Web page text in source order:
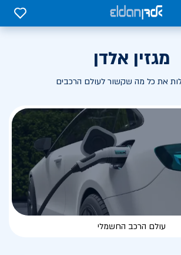
0
מגזין אלדן
את כל מה שקשור לעולם הרכבים
עולם הרכב החשמלי